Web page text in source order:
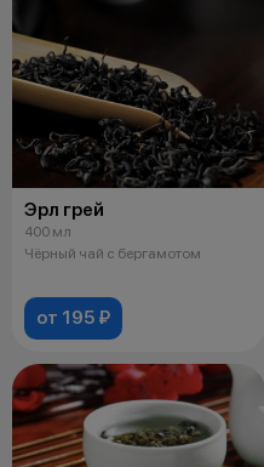
Эрл грей
400 мл
Чёрный чай с бергамотом
от 195 ₽